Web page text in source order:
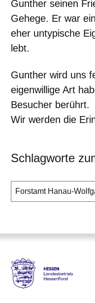
Gunther seinen
Gehege. Er war
eher untypische
lebt.
Gunther wird uns
eigenwillige Art
Besucher berührt.
Wir werden die
Schlagworte
Forstamt Hanau-